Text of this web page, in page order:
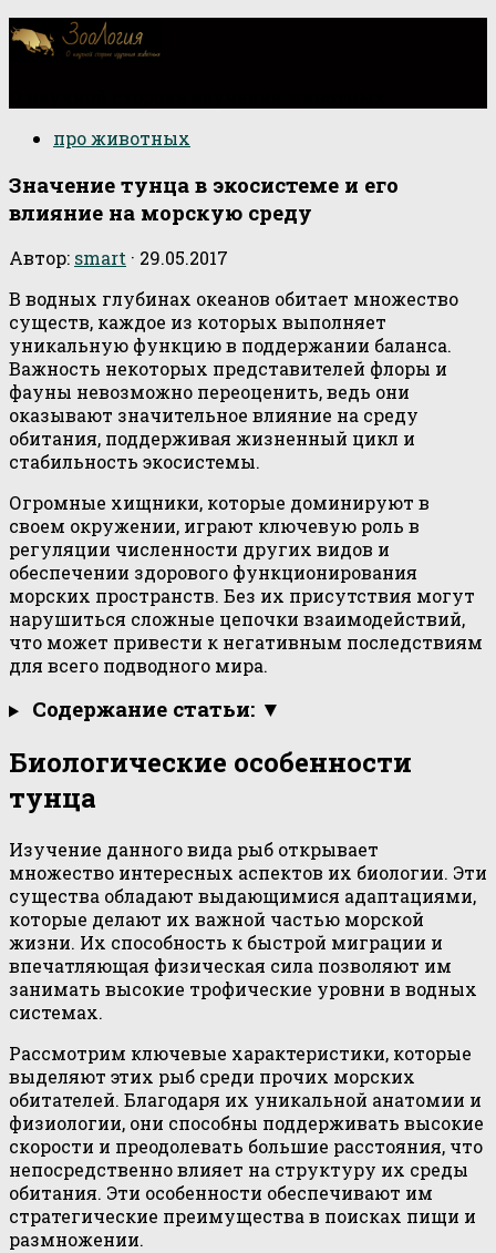
про животных
Значение тунца в экосистеме и его
влияние на морскую среду
Автор: smart · 29.05.2017
В водных глубинах океанов обитает множество
существ, каждое из которых выполняет
уникальную функцию в поддержании баланса.
Важность некоторых представителей флоры и
фауны невозможно переоценить, ведь они
оказывают значительное влияние на среду
обитания, поддерживая жизненный цикл и
стабильность экосистемы.
Огромные хищники, которые доминируют в
своем окружении, играют ключевую роль в
регуляции численности других видов и
обеспечении здорового функционирования
морских пространств. Без их присутствия могут
нарушиться сложные цепочки взаимодействий,
что может привести к негативным последствиям
для всего подводного мира.
Содержание статьи: ▼
Биологические особенности
тунца
Изучение данного вида рыб открывает
множество интересных аспектов их биологии. Эти
существа обладают выдающимися адаптациями,
которые делают их важной частью морской
жизни. Их способность к быстрой миграции и
впечатляющая физическая сила позволяют им
занимать высокие трофические уровни в водных
системах.
Рассмотрим ключевые характеристики, которые
выделяют этих рыб среди прочих морских
обитателей. Благодаря их уникальной анатомии и
физиологии, они способны поддерживать высокие
скорости и преодолевать большие расстояния, что
непосредственно влияет на структуру их среды
обитания. Эти особенности обеспечивают им
стратегические преимущества в поисках пищи и
размножении.